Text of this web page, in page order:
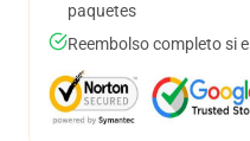
paquetes
Reembolso completo si